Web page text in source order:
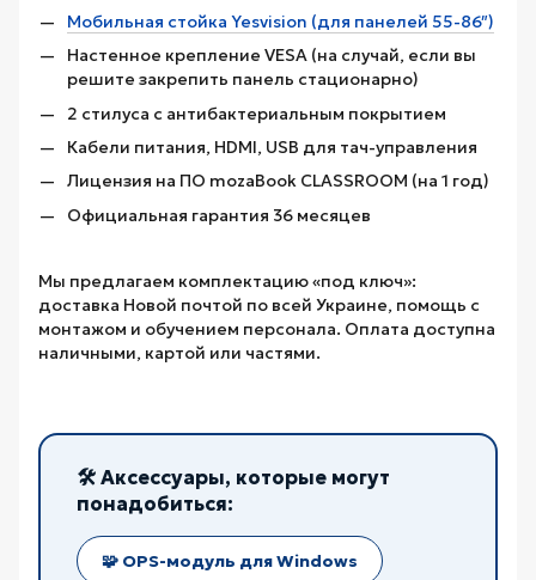
Мобильная стойка Yesvision (для панелей 55-86″)
Настенное крепление VESA (на случай, если вы
решите закрепить панель стационарно)
2 стилуса с антибактериальным покрытием
Кабели питания, HDMI, USB для тач-управления
Лицензия на ПО mozaBook CLASSROOM (на 1 год)
Официальная гарантия 36 месяцев
Мы предлагаем комплектацию «под ключ»:
доставка Новой почтой по всей Украине, помощь с
монтажом и обучением персонала. Оплата доступна
наличными, картой или частями.
🛠️ Аксессуары, которые могут
понадобиться:
🧩 OPS-модуль для Windows